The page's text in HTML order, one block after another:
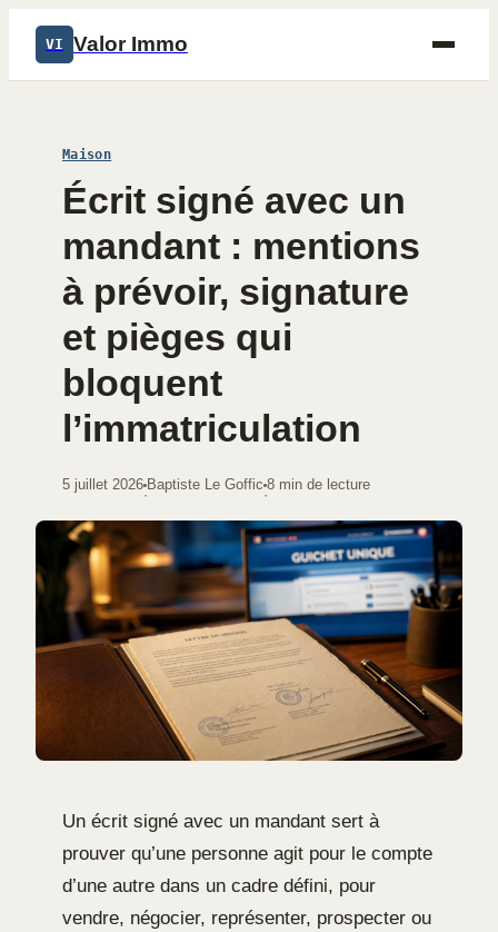
VI Valor Immo
Maison
Écrit signé avec un
mandant : mentions
à prévoir, signature
et pièges qui
bloquent
l’immatriculation
5 juillet 2026
·
Baptiste Le Goffic
·
8 min de lecture
Un écrit signé avec un mandant sert à
prouver qu’une personne agit pour le compte
d’une autre dans un cadre défini, pour
vendre, négocier, représenter, prospecter ou